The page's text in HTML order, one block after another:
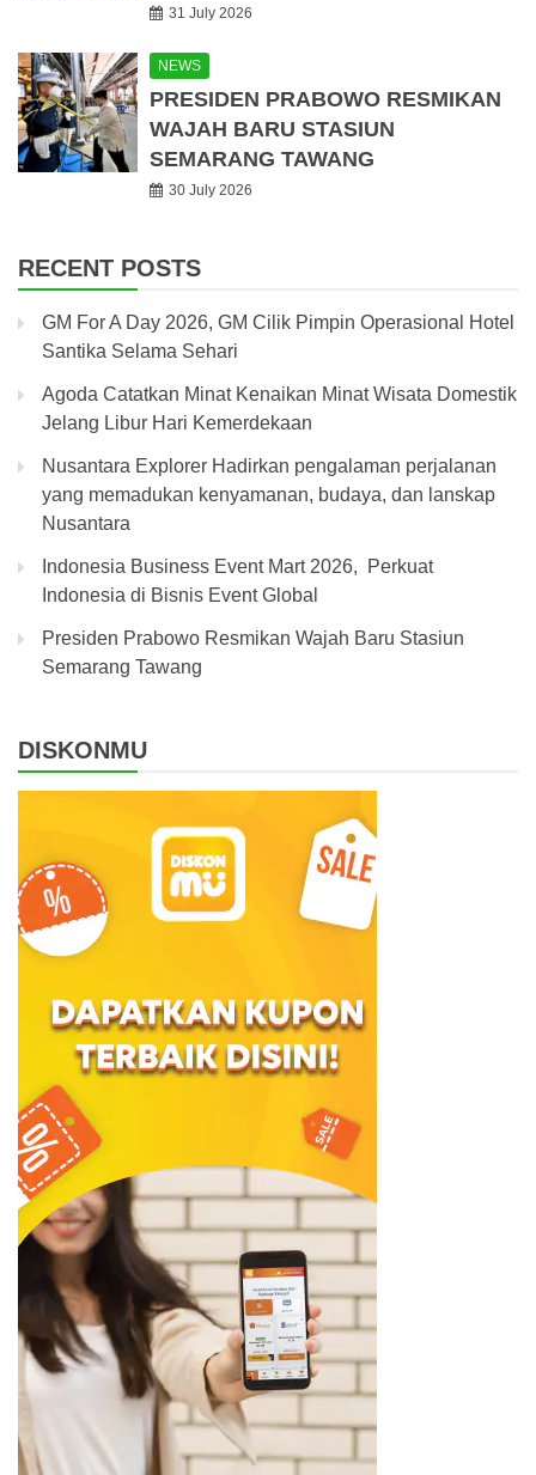
31 July 2026
NEWS
PRESIDEN PRABOWO RESMIKAN
WAJAH BARU STASIUN
SEMARANG TAWANG
30 July 2026
RECENT POSTS
GM For A Day 2026, GM Cilik Pimpin Operasional Hotel
Santika Selama Sehari
Agoda Catatkan Minat Kenaikan Minat Wisata Domestik
Jelang Libur Hari Kemerdekaan
Nusantara Explorer Hadirkan pengalaman perjalanan
yang memadukan kenyamanan, budaya, dan lanskap
Nusantara
Indonesia Business Event Mart 2026, Perkuat
Indonesia di Bisnis Event Global
Presiden Prabowo Resmikan Wajah Baru Stasiun
Semarang Tawang
DISKONMU